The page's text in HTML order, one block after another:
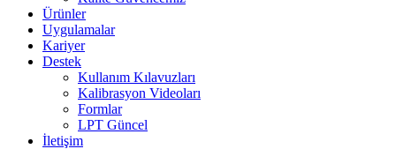
Ürünler
Uygulamalar
Kariyer
Destek
Kullanım Kılavuzları
Kalibrasyon Videoları
Formlar
LPT Güncel
İletişim